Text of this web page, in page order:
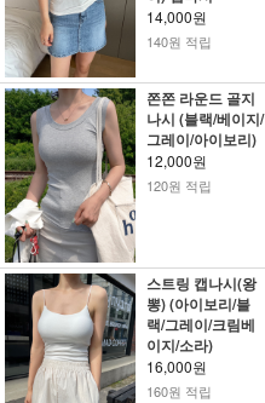
14,000원
140원 적립
쫀쫀 라운드 골지
나시 (블랙/베이지/
그레이/아이보리)
12,000원
120원 적립
스트링 캡나시(왕
뽕) (아이보리/블
랙/그레이/크림베
이지/소라)
16,000원
160원 적립